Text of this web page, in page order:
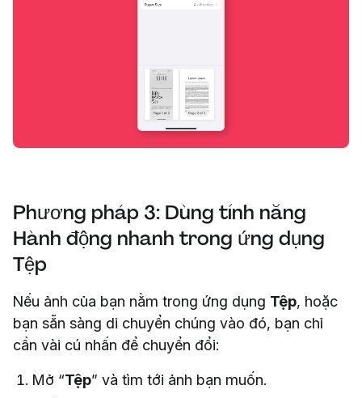
Phương pháp 3: Dùng tính năng
Hành động nhanh trong ứng dụng
Tệp
Nếu ảnh của bạn nằm trong ứng dụng Tệp, hoặc
bạn sẵn sàng di chuyển chúng vào đó, bạn chỉ
cần vài cú nhấn để chuyển đổi:
Mở “Tệp” và tìm tới ảnh bạn muốn.